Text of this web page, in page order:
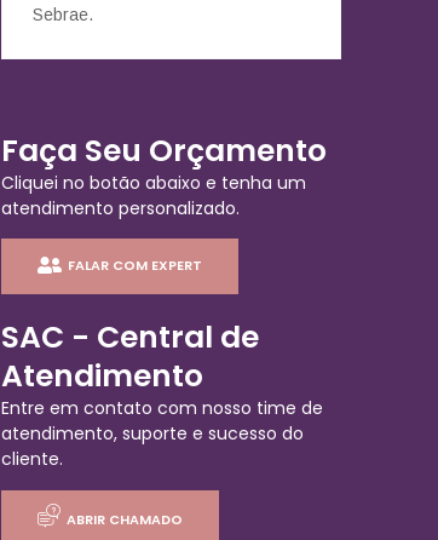
Faça Seu Orçamento
Cliquei no botão abaixo e tenha um
atendimento personalizado.
FALAR COM EXPERT
SAC - Central de
Atendimento
Entre em contato com nosso time de
atendimento, suporte e sucesso do
cliente.
ABRIR CHAMADO
Sebrae.